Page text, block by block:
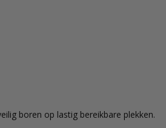
boren op lastig bereikbare plekken.